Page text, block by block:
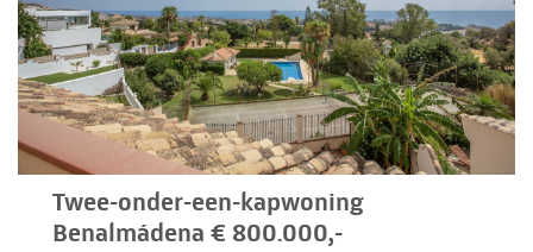
Twee-onder-een-kapwoning
Benalmádena € 800.000,-